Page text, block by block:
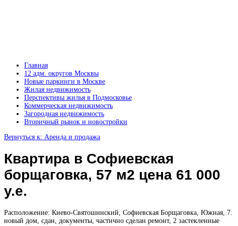
Главная
12 адм. округов Москвы
Новые паркинги в Москве
Жилая недвижимость
Перспективы жилья в Подмосковье
Коммерческая недвижимость
Загородная недвижимость
Вторичный рынок и новостройки
Вернуться к: Аренда и продажа
Квартира в Софиевская
борщаговка, 57 м2 цена 61 000
у.е.
Расположение: Киево-Святошинский, Софиевская Борщаговка, Южная, 7.
новый дом, сдан, документы, частично сделан ремонт, 2 застекленные